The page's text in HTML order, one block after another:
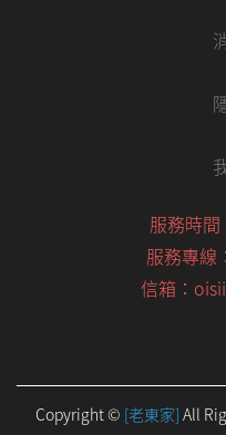
服務時
服務專線
信箱：
Copyright © [老東家] All